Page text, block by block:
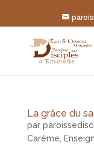
La grâce du
par
Carême